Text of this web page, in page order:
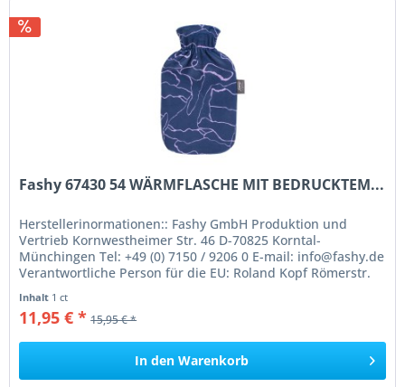
Fashy 67430 54 WÄRMFLASCHE MIT BEDRUCKTEM...
Herstellerinormationen:: Fashy GmbH Produktion und
Vertrieb Kornwestheimer Str. 46 D-70825 Korntal-
Münchingen Tel: +49 (0) 7150 / 9206 0 E-mail: info@fashy.de
Verantwortliche Person für die EU: Roland Kopf Römerstr.
Inhalt 1 ct
11,95 € * 15,95 € *
In den Warenkorb